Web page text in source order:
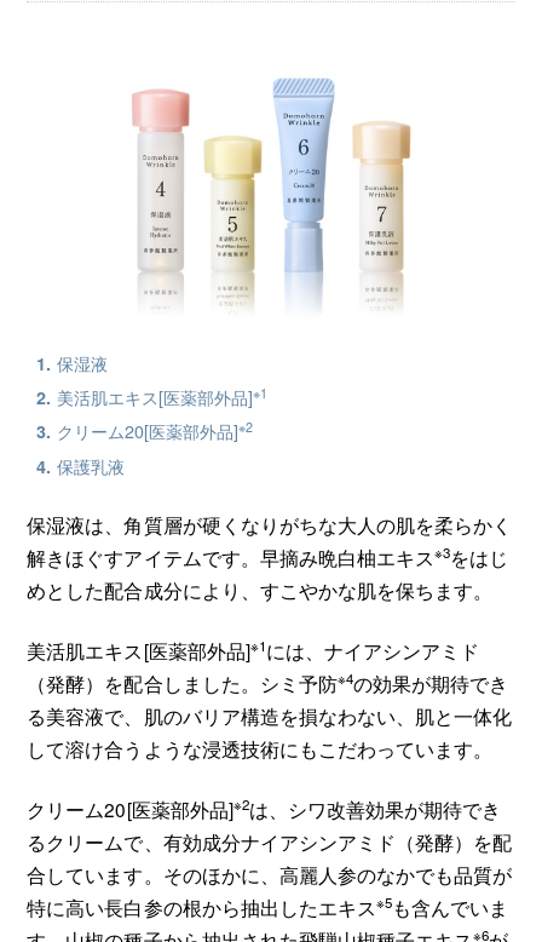
保湿液
美活肌エキス[医薬部外品]※1
クリーム20[医薬部外品]※2
保護乳液
保湿液は、角質層が硬くなりがちな大人の肌を柔らかく
解きほぐすアイテムです。早摘み晩白柚エキス※3をはじ
めとした配合成分により、すこやかな肌を保ちます。
美活肌エキス[医薬部外品]※1には、ナイアシンアミド
（発酵）を配合しました。シミ予防※4の効果が期待でき
る美容液で、肌のバリア構造を損なわない、肌と一体化
して溶け合うような浸透技術にもこだわっています。
クリーム20[医薬部外品]※2は、シワ改善効果が期待でき
るクリームで、有効成分ナイアシンアミド（発酵）を配
合しています。そのほかに、高麗人参のなかでも品質が
特に高い長白参の根から抽出したエキス※5も含んでいま
※6